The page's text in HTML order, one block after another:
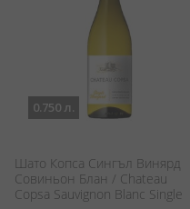
0.750 л.
Шато Копса Сингъл Винярд
Совиньон Блан / Chateau
Copsa Sauvignon Blanc Single